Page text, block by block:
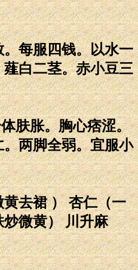
每服四钱。以水一
白二茎。赤小豆三
肤胀。胸心痞涩。
两脚全弱。宜服小
去裙 ） 杏仁（一
微黄） 川升麻